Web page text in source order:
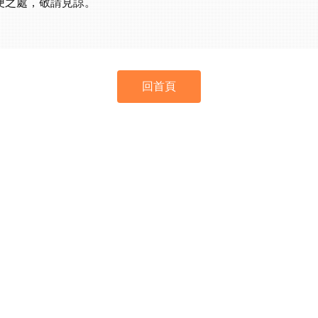
回首頁